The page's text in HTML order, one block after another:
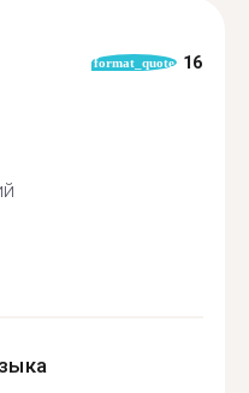
format_quote 16